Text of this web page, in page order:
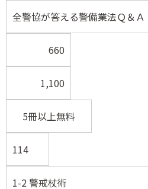
全警協が答える警備業法Ｑ＆Ａ
660
1,100
5冊以上無料
114
1-2 警戒杖術